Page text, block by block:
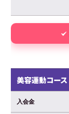
美容運動コース
入会金